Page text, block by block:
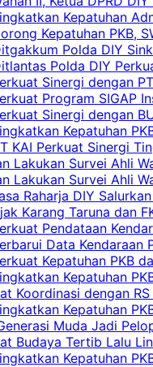
Kepatuhan
Kepatuhan PKB,
Polda DIY
Polda DIY
Sinergi dengan
Program SIGAP
Sinergi dengan
Kepatuhan
KAI Perkuat Sinergi
Lakukan Survei Ahli
Lakukan Survei Ahli
Raharja DIY
Karang Taruna dan
Pendataan
Data Kendaraan
Kepatuhan PKB
Kepatuhan
Koordinasi dengan
Kepatuhan
Muda Jadi
Budaya Tertib Lalu
Kepatuhan